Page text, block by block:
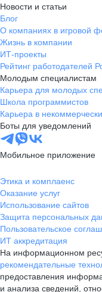
Новости и статьи
Блог
О компаниях в игровой
Жизнь в компании
ИТ-проекты
Рейтинг работодателей
Молодым специалистам
Карьера для молодых
Школа программистов
Карьера в
Боты для уведомлений
Мобильное приложение
Этика и комплаенс
Оказание услуг
Использование сайтов
Защита персональных
Пользовательское
ИТ аккредитация
На информационном
рекомендательные
предоставления
и анализа сведений,